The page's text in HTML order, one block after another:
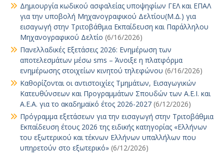
Δημιουργία κωδικού ασφαλείας υποψηφίων ΓΕΛ και ΕΠΑΛ
για την υποβολή Μηχανογραφικού Δελτίου(Μ.Δ.) για
εισαγωγή στην Τριτοβάθμια Εκπαίδευση και Παράλληλου
Μηχανογραφικού Δελτίο (6/16/2026)
Πανελλαδικές Εξετάσεις 2026: Ενημέρωση των
αποτελεσμάτων μέσω sms – Άνοιξε η πλατφόρμα
ενημέρωσης στοιχείων κινητού τηλεφώνου (6/16/2026)
Καθορίζονται οι αντιστοιχίες Τμημάτων, Εισαγωγικών
Κατευθύνσεων και Προγραμμάτων Σπουδών των Α.Ε.Ι. και
Α.Ε.Α. για το ακαδημαϊκό έτος 2026-2027 (6/12/2026)
Πρόγραμμα εξετάσεων για την εισαγωγή στην Τριτοβάθμια
Εκπαίδευση έτους 2026 της ειδικής κατηγορίας «Ελλήνων
του εξωτερικού και τέκνων Ελλήνων υπαλλήλων που
υπηρετούν στο εξωτερικό» (6/12/2026)